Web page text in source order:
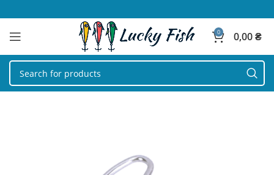
0 0,00₴